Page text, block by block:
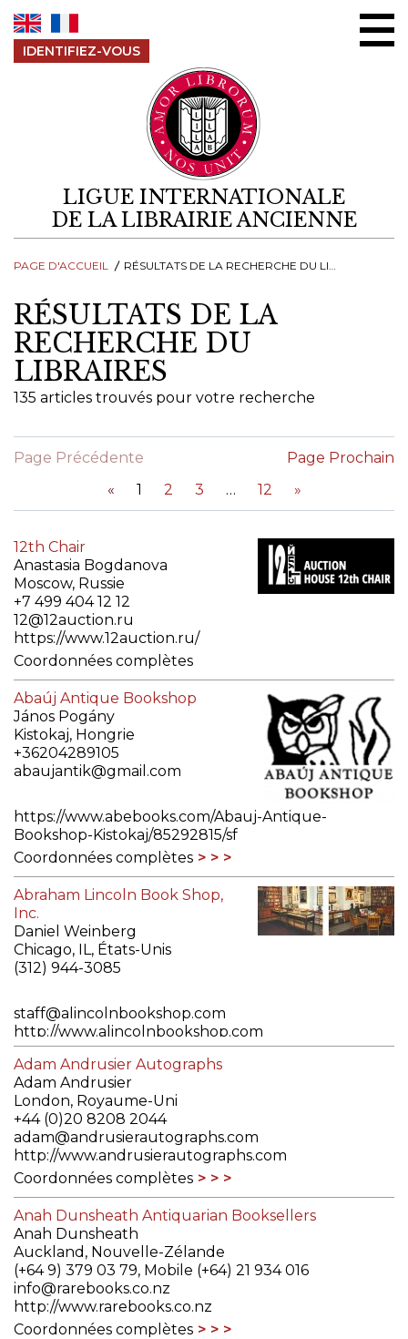
IDENTIFIEZ-VOUS
LIGUE INTERNATIONALE
DE LA LIBRAIRIE ANCIENNE
PAGE D'ACCUEIL RÉSULTATS DE LA RECHERCHE DU LIBRAIRES
RÉSULTATS DE LA
RECHERCHE DU
LIBRAIRES
135 articles trouvés pour votre recherche
Page Précédente
«
1 2 3 12 »
Page Prochain
12th Chair
Anastasia Bogdanova
Moscow, Russie
+7 499 404 12 12
12@12auction.ru
https://www.12auction.ru/
Coordonnées complètes
Abaúj Antique Bookshop
János Pogány
Kistokaj, Hongrie
+36204289105
abaujantik@gmail.com
https://www.abebooks.com/Abauj-Antique-
Bookshop-Kistokaj/85292815/sf
Coordonnées complètes
Abraham Lincoln Book Shop,
Inc.
Daniel Weinberg
Chicago, IL, États-Unis
(312) 944-3085
staff@alincolnbookshop.com
http://www.alincolnbookshop.com
Coordonnées complètes
Adam Andrusier Autographs
Adam Andrusier
London, Royaume-Uni
+44 (0)20 8208 2044
adam@andrusierautographs.com
http://www.andrusierautographs.com
Coordonnées complètes
Anah Dunsheath Antiquarian Booksellers
Anah Dunsheath
Auckland, Nouvelle-Zélande
(+64 9) 379 03 79, Mobile (+64) 21 934 016
info@rarebooks.co.nz
http://www.rarebooks.co.nz
Coordonnées complètes